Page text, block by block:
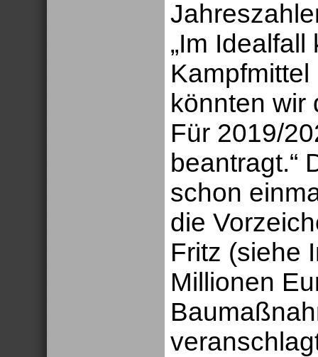
„Im
könnten wir
Für 2019/
beantragt.“
schon
die
Fritz (siehe
Millionen